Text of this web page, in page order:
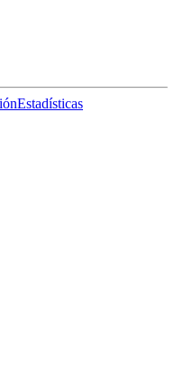
Estadísticas